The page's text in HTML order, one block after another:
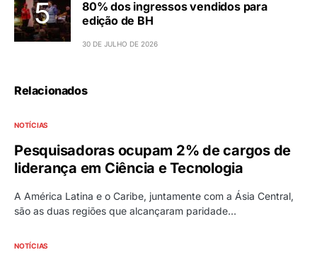
80% dos ingressos vendidos para
edição de BH
30 DE JULHO DE 2026
Relacionados
NOTÍCIAS
Pesquisadoras ocupam 2% de cargos de
liderança em Ciência e Tecnologia
A América Latina e o Caribe, juntamente com a Ásia Central,
são as duas regiões que alcançaram paridade…
NOTÍCIAS